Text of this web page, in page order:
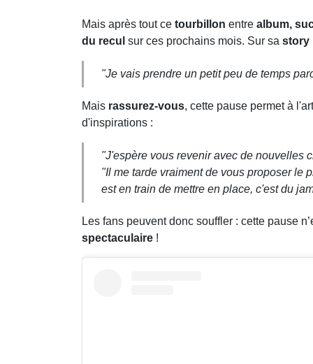
Mais après tout ce tourbillon entre album,
du recul sur ces prochains mois. Sur sa story
"Je vais prendre un petit peu de temps
Mais rassurez-vous, cette pause permet à
d'inspirations :
"J'espère vous revenir avec de nouvelles
"Il me tarde vraiment de vous proposer le
est en train de mettre en place, c'est du
Les fans peuvent donc souffler : cette pause
spectaculaire !